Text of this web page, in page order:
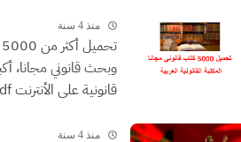
منذ 4 سنة
وبحث قانوني مجانا،
قانونية على الأنترنت pdf
منذ 4 سنة